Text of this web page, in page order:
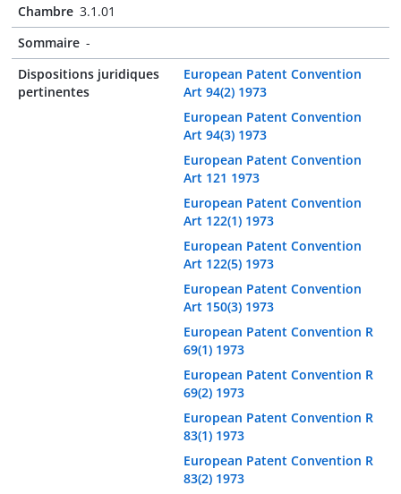
Chambre 3.1.01
Sommaire -
Dispositions juridiques
pertinentes
European Patent Convention
Art 94(2) 1973
European Patent Convention
Art 94(3) 1973
European Patent Convention
Art 121 1973
European Patent Convention
Art 122(1) 1973
European Patent Convention
Art 122(5) 1973
European Patent Convention
Art 150(3) 1973
European Patent Convention R
69(1) 1973
European Patent Convention R
69(2) 1973
European Patent Convention R
83(1) 1973
European Patent Convention R
83(2) 1973